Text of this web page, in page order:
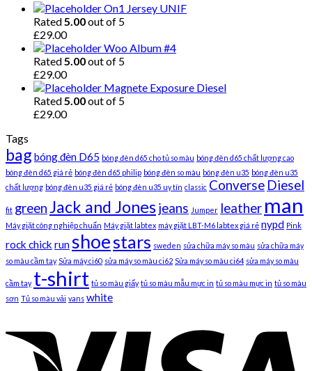
On1 Jersey UNIF
Rated 5.00out of 5
£29.00
Woo Album #4
Rated 5.00out of 5
£29.00
Magnete Exposure Diesel
Rated 5.00out of 5
£29.00
Tags
bag bóng đèn D65 bóng đèn d65 cho tủ so màu bóng đèn d65 chất lượng cao
bóng đèn d65 giá rẻ bóng đèn d65 philip bóng đèn so màu bóng đèn u35 bóng đèn u35
chất lượng bóng đèn u35 giá rẻ bóng đèn u35 uy tín classic Converse Diesel
fit greenJack and Jonesjeans Jumper leather man
Máy giặt công nghiệp chuẩn Máy giặt labtex máy giặt LBT-M6 labtex giá rẻ nypd Pink
rock chick runshoestars sweden sửa chữa máy so màu sửa chữa máy
so màu cầm tay Sửa máy ci60 sửa máy so màu ci62 Sửa máy so màu ci64 sửa máy so màu
cầm tay t-shirt tủ so màu giấy tủ so màu mẫu mực in tủ so màu mực in tủ so màu
sơn Tủ so màu vải vans white